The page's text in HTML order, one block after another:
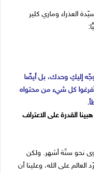
بين السيّدة العذراء وماري كلير
إليكِ وحدك، بل أيضًا
أفرغوا كل شيء من محتواه
القدرة على الاعتراف
نحو ستّة أشهر. ولكن
على الله، وعلينا أن